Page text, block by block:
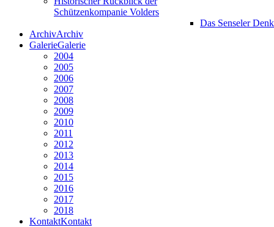
Schützenkompanie Volders
Das Senseler
ArchivArchiv
GalerieGalerie
2004
2005
2006
2007
2008
2009
2010
2011
2012
2013
2014
2015
2016
2017
2018
KontaktKontakt